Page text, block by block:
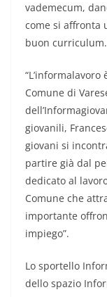
vademecum,
come si affronta
buon curriculum.
Comune di
giovanili,
giovani si
partire già dal
dedicato al
Comune che
importante
impiego”.
Lo sportello
dello spazio